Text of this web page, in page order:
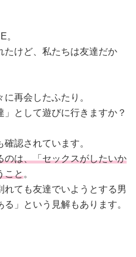
。
たけど、私たちは友達だか
再会したふたり。
として遊びに行きますか？
確認されています。
のは、「セックスがしたいか
こと。
ても友達でいようとする男
」という見解もあります。